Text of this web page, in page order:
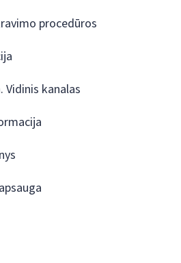
procedūros
Vidinis kanalas